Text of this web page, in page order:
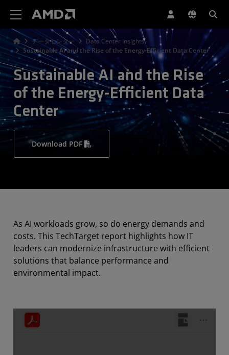
データセンター
Data Center Insights
Sustainable AI and the Rise of the Energy-Efficient Data Center
Sustainable AI and the Rise
of the Energy-Efficient Data
Center
Download PDF
As AI workloads grow, so do energy demands and
costs. This TechTarget report highlights how IT
leaders can modernize infrastructure with efficient
solutions that balance performance and
environmental impact.